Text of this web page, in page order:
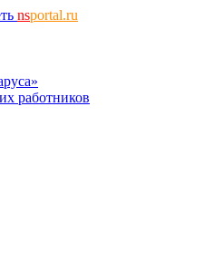
nsportal.ru
работников